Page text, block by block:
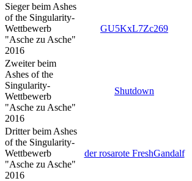
Sieger beim Ashes
of the Singularity-
Wettbewerb
"Asche zu Asche"
2016
GU5KxL7Zc269
Zweiter beim
Ashes of the
Singularity-
Wettbewerb
"Asche zu Asche"
2016
Shutdown
Dritter beim Ashes
of the Singularity-
Wettbewerb
"Asche zu Asche"
2016
der rosarote FreshGandalf